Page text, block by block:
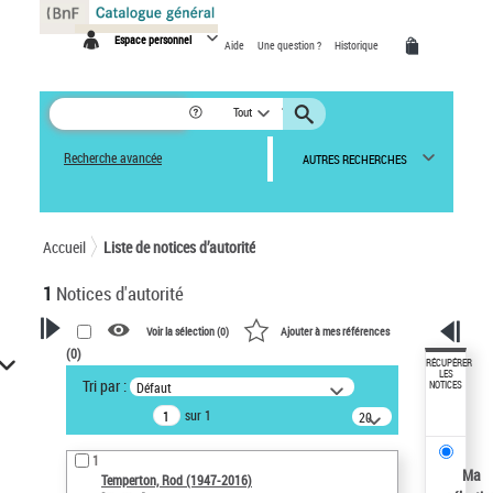
Espace personnel Aide Une question ? Historique
Tout
Recherche avancée AUTRES RECHERCHES
Accueil Liste de notices d’autorité
1 Notices d'autorité
VOTRE RECHERCHE
Recherche avancée dans les
notices d’autorité
Œuvres liées à l'auteur :
Temperton, Rod (1947-2016)
Voir la sélection (0) Ajouter à mes références
(0)
Tri par : Défaut
sur 1
20
résultats/page
1
Temperton, Rod (1947-2016)
RÉCUPÉRER
LES
NOTICES
Ma
Panneau de gestion des cookies